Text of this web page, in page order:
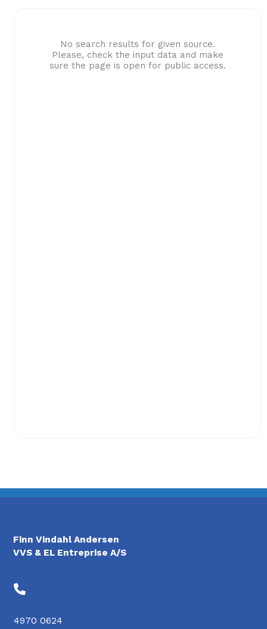
No search results for given source.
Please, check the input data and make
sure the page is open for public access.
Finn Vindahl Andersen
VVS & EL Entreprise A/S
4970 0624